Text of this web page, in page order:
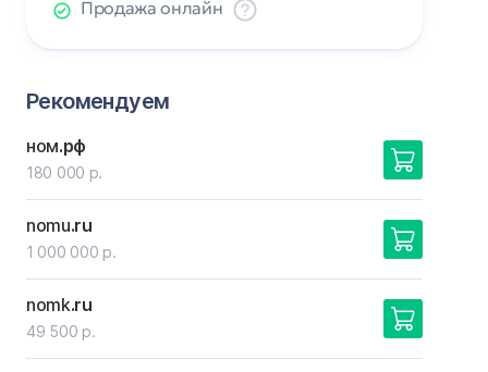
Продажа онлайн
Рекомендуем
ном.рф
180 000 р.
nomu.ru
1 000 000 р.
nomk.ru
49 500 р.